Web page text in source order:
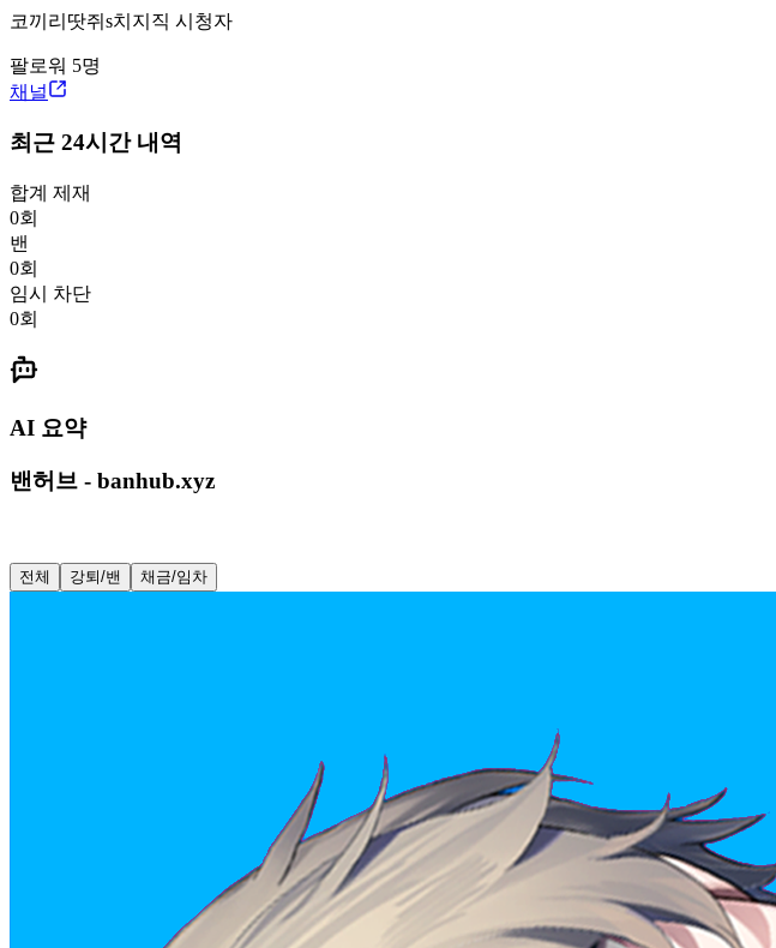
코끼리땃쥐s치지직 시청자
팔로워 5명
채널
최근 24시간 내역
합계 제재
0회
밴
0회
임시 차단
0회
AI 요약
밴허브 - banhub.xyz
전체 강퇴/밴 채금/임차